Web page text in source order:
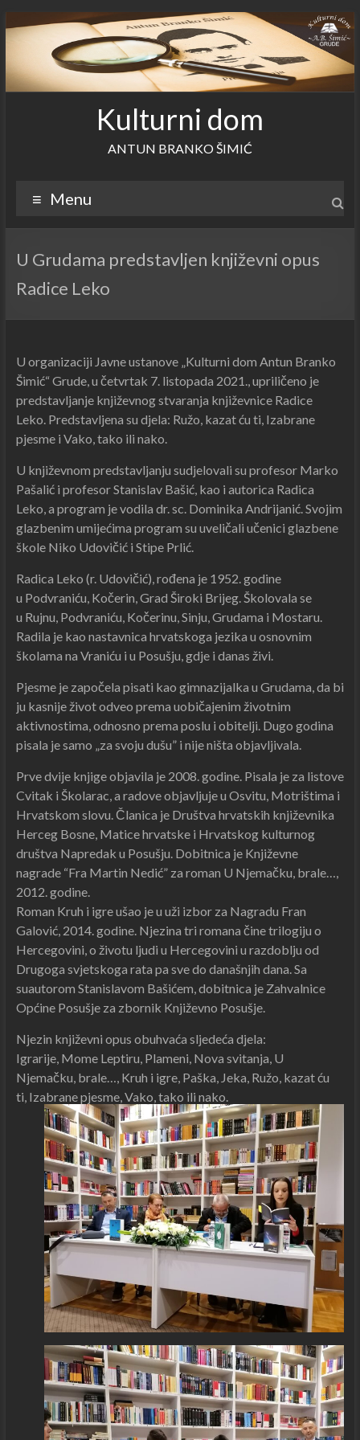
to
Kulturni dom
ANTUN BRANKO ŠIMIĆ
Menu
U Grudama predstavljen književni opus
Radice Leko
U organizaciji Javne ustanove „Kulturni dom Antun Branko
Šimić“ Grude, u četvrtak 7. listopada 2021., upriličeno je
predstavljanje književnog stvaranja književnice Radice
Leko. Predstavljena su djela: Ružo, kazat ću ti, Izabrane
pjesme i Vako, tako ili nako.
U književnom predstavljanju sudjelovali su profesor Marko
Pašalić i profesor Stanislav Bašić, kao i autorica Radica
Leko, a program je vodila dr. sc. Dominika Andrijanić. Svojim
glazbenim umijećima program su uveličali učenici glazbene
škole Niko Udovičić i Stipe Prlić.
Radica Leko (r. Udovičić), rođena je 1952. godine
u Podvraniću, Kočerin, Grad Široki Brijeg. Školovala se
u Rujnu, Podvraniću, Kočerinu, Sinju, Grudama i Mostaru.
Radila je kao nastavnica hrvatskoga jezika u osnovnim
školama na Vraniću i u Posušju, gdje i danas živi.
Pjesme je započela pisati kao gimnazijalka u Grudama, da bi
ju kasnije život odveo prema uobičajenim životnim
aktivnostima, odnosno prema poslu i obitelji. Dugo godina
pisala je samo „za svoju dušu” i nije ništa objavljivala.
Prve dvije knjige objavila je 2008. godine. Pisala je za listove
Cvitak i Školarac, a radove objavljuje u Osvitu, Motrištima i
Hrvatskom slovu. Članica je Društva hrvatskih književnika
Herceg Bosne, Matice hrvatske i Hrvatskog kulturnog
društva Napredak u Posušju. Dobitnica je Književne
nagrade “Fra Martin Nedić” za roman U Njemačku, brale…,
2012. godine.
Roman Kruh i igre ušao je u uži izbor za Nagradu Fran
Galović, 2014. godine. Njezina tri romana čine trilogiju o
Hercegovini, o životu ljudi u Hercegovini u razdoblju od
Drugoga svjetskoga rata pa sve do današnjih dana. Sa
suautorom Stanislavom Bašićem, dobitnica je Zahvalnice
Općine Posušje za zbornik Književno Posušje.
Njezin književni opus obuhvaća sljedeća djela:
Igrarije, Mome Leptiru, Plameni, Nova svitanja, U
Njemačku, brale…, Kruh i igre, Paška, Jeka, Ružo, kazat ću
ti, Izabrane pjesme, Vako, tako ili nako.